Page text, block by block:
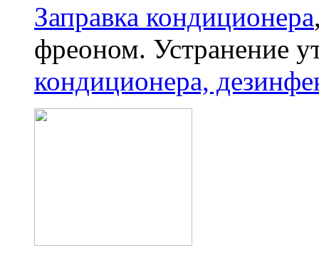
Заправка кондиционера
фреоном. Устранение
кондиционера,